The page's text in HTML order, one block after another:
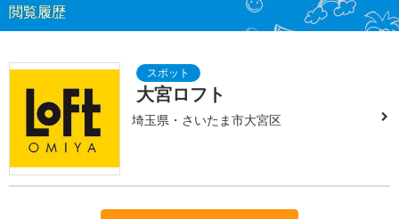
閲覧履歴
大宮ロフト
埼玉県・さいたま市大宮区